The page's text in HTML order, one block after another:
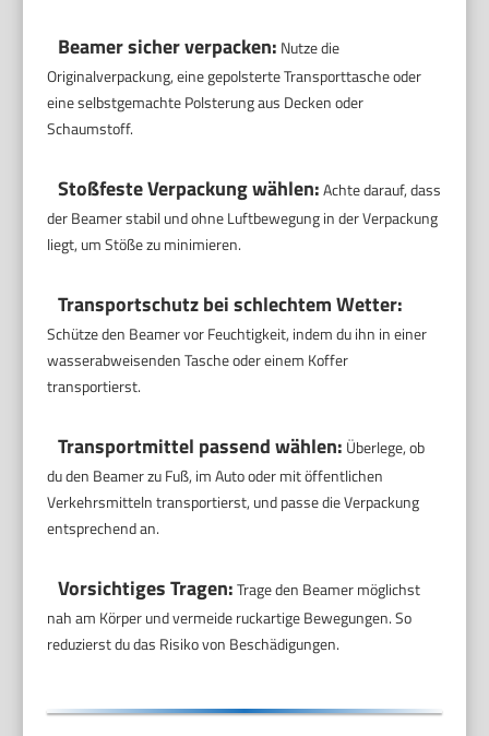
Beamer sicher verpacken: Nutze die
Originalverpackung, eine gepolsterte Transporttasche oder
eine selbstgemachte Polsterung aus Decken oder
Schaumstoff.
Stoßfeste Verpackung wählen:Achte darauf, dass
der Beamer stabil und ohne Luftbewegung in der Verpackung
liegt, um Stöße zu minimieren.
Transportschutz bei schlechtem Wetter:
Schütze den Beamer vor Feuchtigkeit, indem du ihn in einer
wasserabweisenden Tasche oder einem Koffer
transportierst.
Transportmittel passend wählen: Überlege, ob
du den Beamer zu Fuß, im Auto oder mit öffentlichen
Verkehrsmitteln transportierst, und passe die Verpackung
entsprechend an.
Vorsichtiges Tragen:Trage den Beamer möglichst
nah am Körper und vermeide ruckartige Bewegungen. So
reduzierst du das Risiko von Beschädigungen.